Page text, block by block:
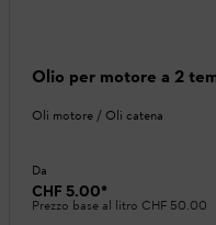
Olio per motore a 2
Oli motore / Oli catena
Da
CHF 5.00*
Prezzo base al litro CHF 50.00